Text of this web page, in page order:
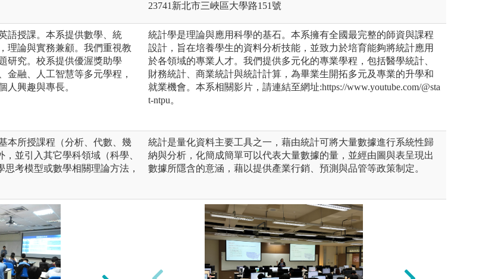
23741新北市三峽區大學路151號
語授課。本系提供數學、統
理論與實務兼顧。我們重視教
研究。校系提供優渥獎助學
金融、人工智慧等多元學程，
人興趣與專長。
統計學是理論與應用科學的基石。本系擁有全國最完整的師資與課程
設計，旨在培養學生的資料分析技能，並致力於培育能夠將統計應用
於各領域的專業人才。我們提供多元化的專業學程，包括醫學統計、
財務統計、商業統計與統計計算，為畢業生開拓多元及專業的升學和
就業機會。本系相關影片，請連結至網址:https://www.youtube.com/@sta
t-ntpu。
本所授課程（分析、代數、幾
並引入其它學科領域（科學、
考模型或數學相關理論方法，
統計是量化資料主要工具之一，藉由統計可將大量數據進行系統性歸
納與分析，化簡成簡單可以代表大量數據的量，並經由圖與表呈現出
數據所隱含的意涵，藉以提供產業行銷、預測與品管等政策制定。